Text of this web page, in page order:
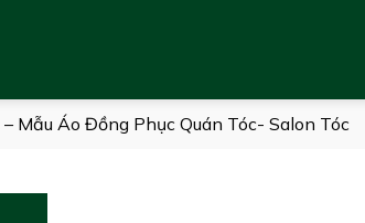
– Mẫu Áo Đồng Phục Quán Tóc- Salon Tóc